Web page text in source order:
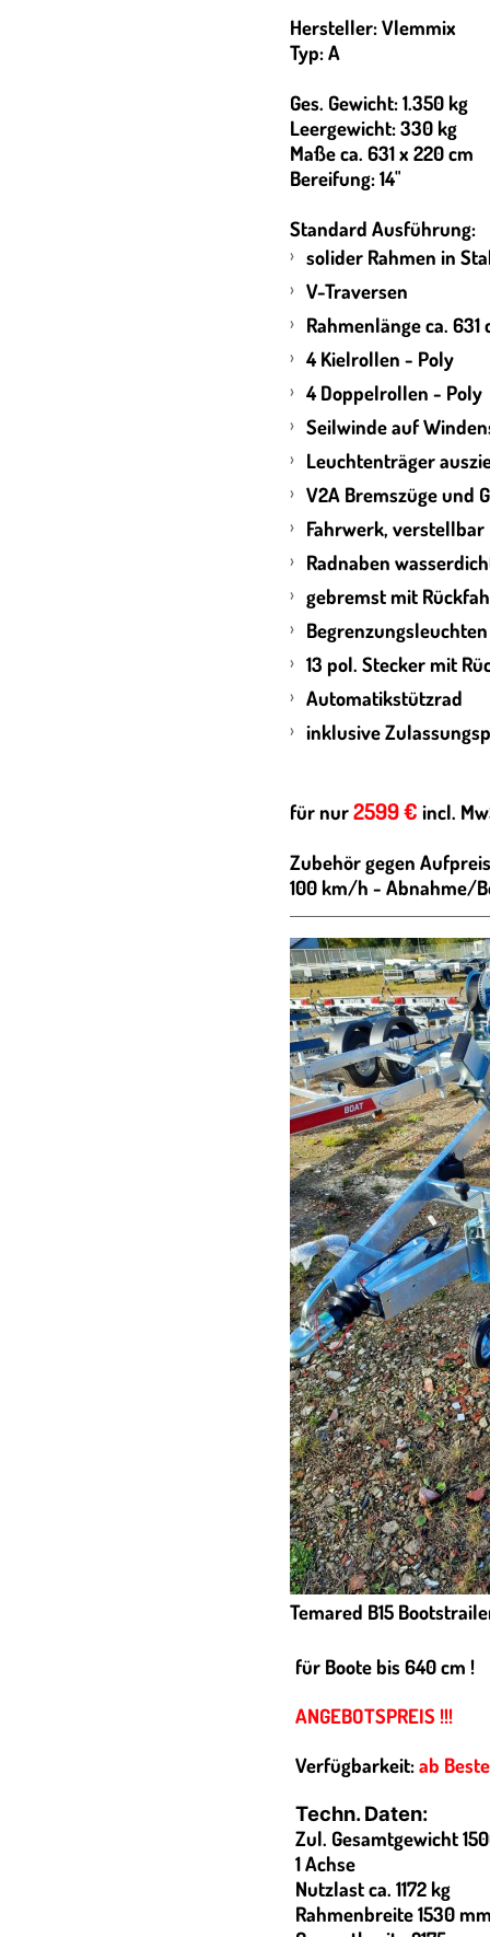
Hersteller: Vlemmix
Typ: A
Ges. Gewicht: 1.350 kg
Leergewicht: 330 kg
Maße ca. 631 x 220 cm
Bereifung: 14"
Standard Ausführung:
solider Rahmen in
V-Traversen
Rahmenlänge ca. 631
4 Kielrollen - Poly
4 Doppelrollen - Poly
Seilwinde auf
Leuchtenträger
V2A Bremszüge und
Fahrwerk, verstellbar
Radnaben
gebremst mit
13 pol. Stecker mit
Automatikstützrad
inklusive
für nur2599 € incl.
Zubehör gegen
100 km/h - Abnahme/
Temared B15
für Boote bis 640 cm !
ANGEBOTSPREIS !!!
Verfügbarkeit:ab
Techn. Daten:
Zul. Gesamtgewicht
1 Achse
Nutzlast ca. 1172 kg
Rahmenbreite 1530